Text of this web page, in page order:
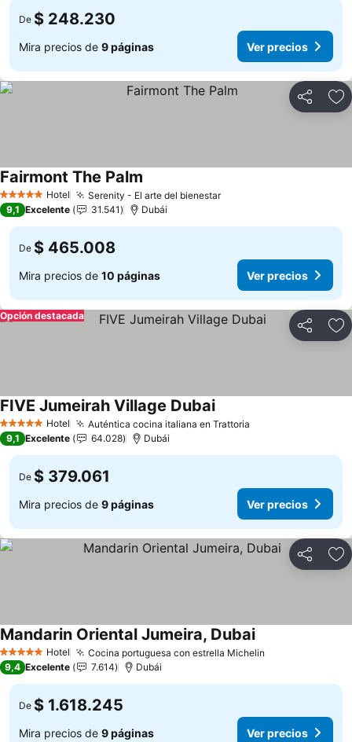
De $ 248.230
Mira precios de 9 páginas Ver precios
Compartir
5 Estrellas Hotel Serenity - El arte del bienestarVer precios
Fairmont The Palm
9,1 Excelente 31.541 Dubái
De $ 465.008
Mira precios de 10 páginas Ver precios
Compartir
Opción destacada
5 Estrellas Hotel Auténtica cocina italiana en Trattoria
FIVE Jumeirah Village DubaiVer precios
9,1 Excelente 64.028 Dubái
De $ 379.061
Mira precios de 9 páginas Ver precios
Compartir
5 Estrellas Hotel Cocina portuguesa con estrella Michelin
Mandarin Oriental Jumeira, DubaiVer precios
9,4 Excelente 7.614 Dubái
De $ 1.618.245
Mira precios de 9 páginas Ver precios